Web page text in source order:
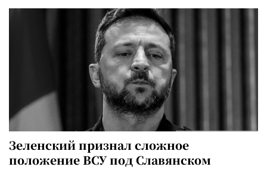
Зеленский признал сложное
положение ВСУ под Славянском